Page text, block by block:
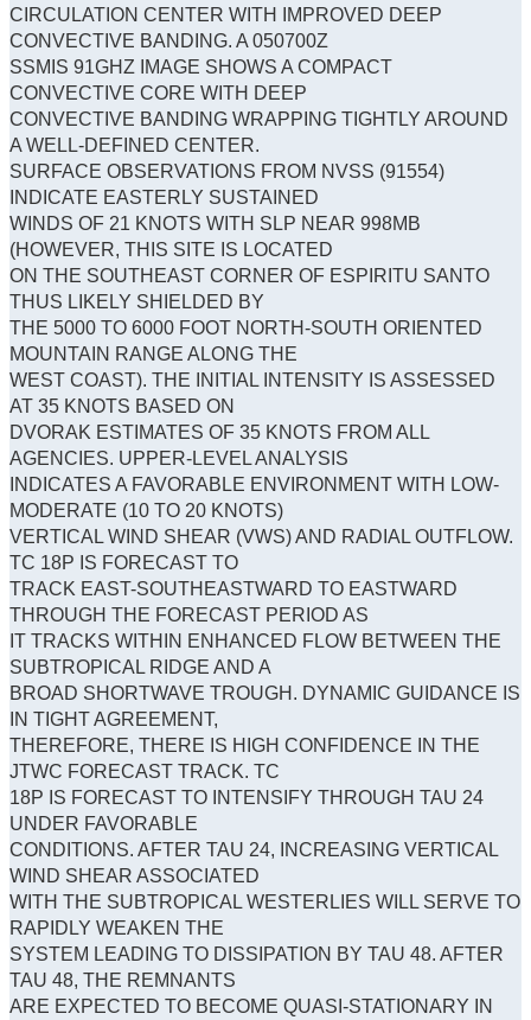
CIRCULATION CENTER WITH IMPROVED DEEP
CONVECTIVE BANDING. A 050700Z
SSMIS 91GHZ IMAGE SHOWS A COMPACT
CONVECTIVE CORE WITH DEEP
CONVECTIVE BANDING WRAPPING TIGHTLY AROUND
A WELL-DEFINED CENTER.
SURFACE OBSERVATIONS FROM NVSS (91554)
INDICATE EASTERLY SUSTAINED
WINDS OF 21 KNOTS WITH SLP NEAR 998MB
(HOWEVER, THIS SITE IS LOCATED
ON THE SOUTHEAST CORNER OF ESPIRITU SANTO
THUS LIKELY SHIELDED BY
THE 5000 TO 6000 FOOT NORTH-SOUTH ORIENTED
MOUNTAIN RANGE ALONG THE
WEST COAST). THE INITIAL INTENSITY IS ASSESSED
AT 35 KNOTS BASED ON
DVORAK ESTIMATES OF 35 KNOTS FROM ALL
AGENCIES. UPPER-LEVEL ANALYSIS
INDICATES A FAVORABLE ENVIRONMENT WITH LOW-
MODERATE (10 TO 20 KNOTS)
VERTICAL WIND SHEAR (VWS) AND RADIAL OUTFLOW.
TC 18P IS FORECAST TO
TRACK EAST-SOUTHEASTWARD TO EASTWARD
THROUGH THE FORECAST PERIOD AS
IT TRACKS WITHIN ENHANCED FLOW BETWEEN THE
SUBTROPICAL RIDGE AND A
BROAD SHORTWAVE TROUGH. DYNAMIC GUIDANCE IS
IN TIGHT AGREEMENT,
THEREFORE, THERE IS HIGH CONFIDENCE IN THE
JTWC FORECAST TRACK. TC
18P IS FORECAST TO INTENSIFY THROUGH TAU 24
UNDER FAVORABLE
CONDITIONS. AFTER TAU 24, INCREASING VERTICAL
WIND SHEAR ASSOCIATED
WITH THE SUBTROPICAL WESTERLIES WILL SERVE TO
RAPIDLY WEAKEN THE
SYSTEM LEADING TO DISSIPATION BY TAU 48. AFTER
TAU 48, THE REMNANTS
ARE EXPECTED TO BECOME QUASI-STATIONARY IN